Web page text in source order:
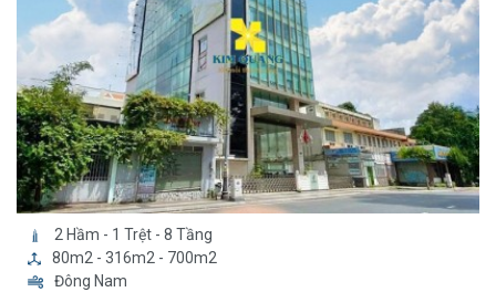
2 Hầm - 1 Trệt - 8 Tầng
80m2 - 316m2 - 700m2
Đông Nam